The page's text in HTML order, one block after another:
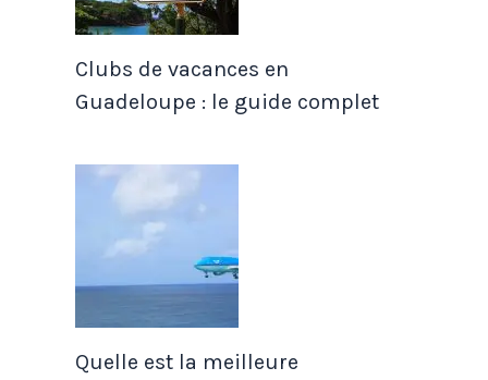
Clubs de vacances en
Guadeloupe : le guide complet
Quelle est la meilleure